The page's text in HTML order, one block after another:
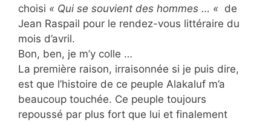
choisi « Qui se souvient des hommes … « de
Jean Raspail pour le rendez-vous littéraire du
mois d’avril.
Bon, ben, je m’y colle …
La première raison, irraisonnée si je puis dire,
est que l’histoire de ce peuple Alakaluf m’a
beaucoup touchée. Ce peuple toujours
repoussé par plus fort que lui et finalement